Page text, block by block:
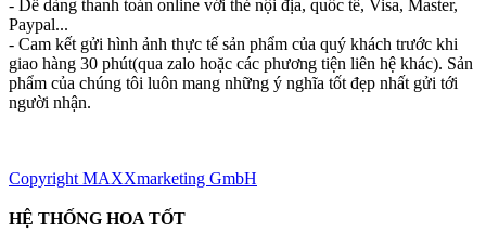
- Dễ dàng thanh toán online với thẻ nội địa, quốc tế, Visa, Master,
Paypal...
- Cam kết gửi hình ảnh thực tế sản phẩm của quý khách trước khi
giao hàng 30 phút(qua zalo hoặc các phương tiện liên hệ khác). Sản
phẩm của chúng tôi luôn mang những ý nghĩa tốt đẹp nhất gửi tới
người nhận.
Copyright MAXXmarketing GmbH
HỆ THỐNG HOA TỐT